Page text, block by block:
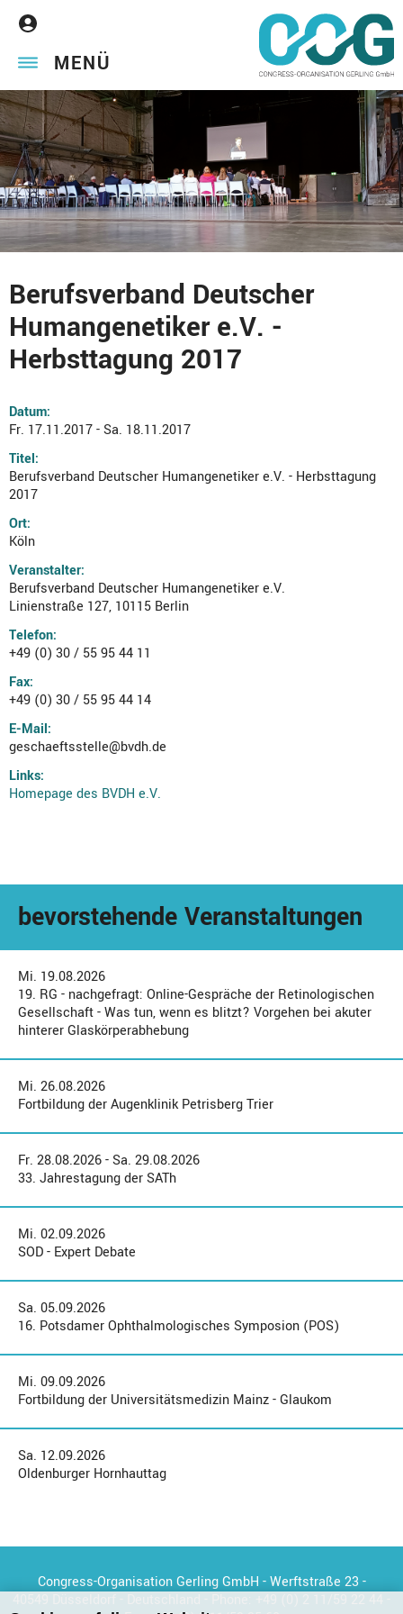
MENÜ
Berufsverband Deutscher
Humangenetiker e.V. -
Herbsttagung 2017
Datum:
Fr. 17.11.2017 - Sa. 18.11.2017
Titel:
Berufsverband Deutscher Humangenetiker e.V. - Herbsttagung
2017
Ort:
Köln
Veranstalter:
Berufsverband Deutscher Humangenetiker e.V.
Linienstraße 127, 10115 Berlin
Telefon:
+49 (0) 30 / 55 95 44 11
Fax:
+49 (0) 30 / 55 95 44 14
E-Mail:
geschaeftsstelle@bvdh.de
Links:
Homepage des BVDH e.V.
bevorstehende Veranstaltungen
Mi. 19.08.2026
19. RG - nachgefragt: Online-Gespräche der Retinologischen
Gesellschaft - Was tun, wenn es blitzt? Vorgehen bei akuter
hinterer Glaskörperabhebung
Mi. 26.08.2026
Fortbildung der Augenklinik Petrisberg Trier
Fr. 28.08.2026 - Sa. 29.08.2026
33. Jahrestagung der SATh
Mi. 02.09.2026
SOD - Expert Debate
Sa. 05.09.2026
16. Potsdamer Ophthalmologisches Symposion (POS)
Mi. 09.09.2026
Fortbildung der Universitätsmedizin Mainz - Glaukom
Sa. 12.09.2026
Oldenburger Hornhauttag
Congress-Organisation Gerling GmbH - Werftstraße 23 -